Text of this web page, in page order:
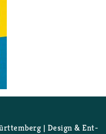
pro­gres­si­ven
| De­sign & Ent­